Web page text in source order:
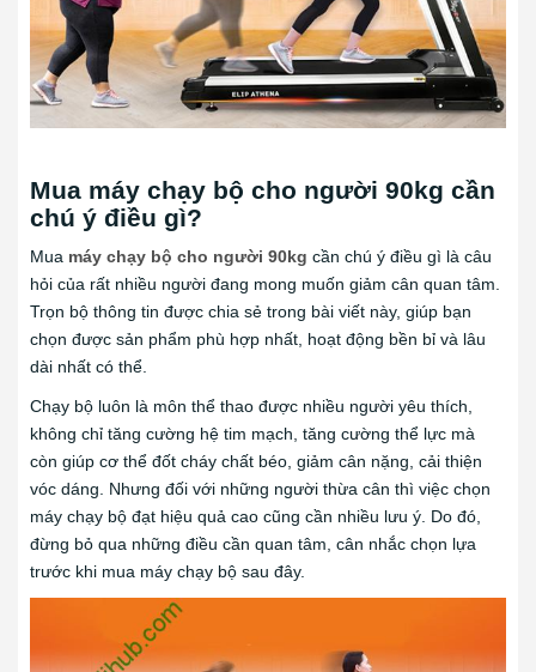
Mua máy chạy bộ cho người 90kg cần
chú ý điều gì?
Mua máy chạy bộ cho người 90kg cần chú ý điều gì là câu
hỏi của rất nhiều người đang mong muốn giảm cân quan tâm.
Trọn bộ thông tin được chia sẻ trong bài viết này, giúp bạn
chọn được sản phẩm phù hợp nhất, hoạt động bền bỉ và lâu
dài nhất có thể.
Chạy bộ luôn là môn thể thao được nhiều người yêu thích,
không chỉ tăng cường hệ tim mạch, tăng cường thể lực mà
còn giúp cơ thể đốt cháy chất béo, giảm cân nặng, cải thiện
vóc dáng. Nhưng đối với những người thừa cân thì việc chọn
máy chạy bộ đạt hiệu quả cao cũng cần nhiều lưu ý. Do đó,
đừng bỏ qua những điều cần quan tâm, cân nhắc chọn lựa
trước khi mua máy chạy bộ sau đây.